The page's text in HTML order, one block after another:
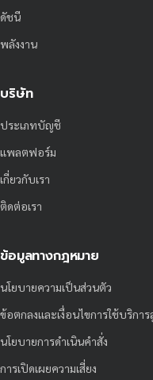
ดัชนี
พลังงาน
บริษัท
ประเภทบัญชี
แพลตฟอร์ม
เกี่ยวกับเรา
ติดต่อเรา
ข้อมูลทางกฎหมาย
นโยบายความเป็นส่วนตัว
ข้อตกลงและเงื่อนไขการใช้บริกา
นโยบายการดำเนินคำสั่ง
การเปิดเผยความเสี่ยง